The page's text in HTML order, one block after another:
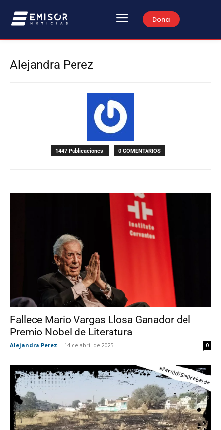
Dona
Alejandra Perez
1447 Publicaciones 0 COMENTARIOS
Fallece Mario Vargas Llosa Ganador del
Premio Nobel de Literatura
Alejandra Perez - 14 de abril de 2025 0